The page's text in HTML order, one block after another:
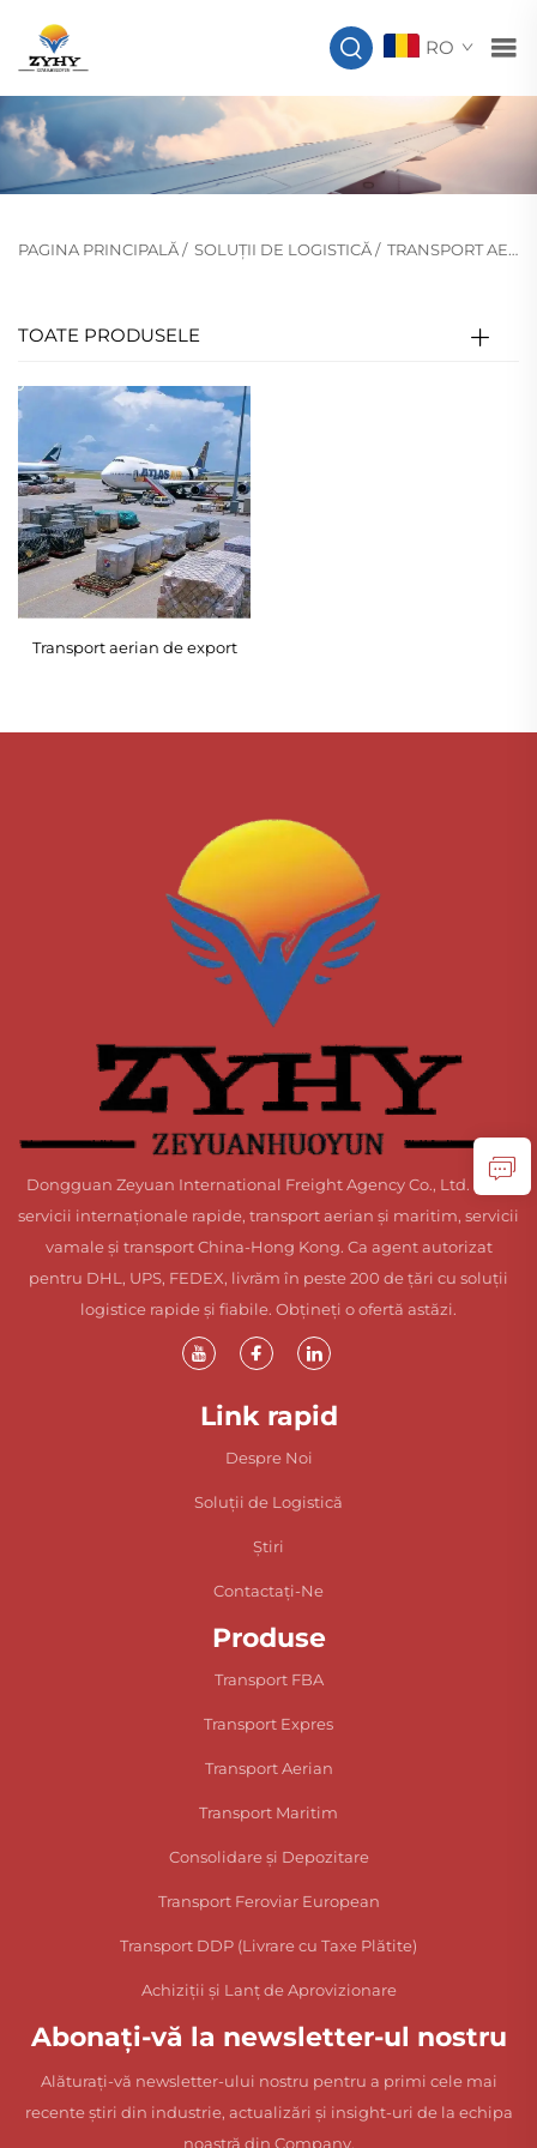
RO
PAGINA PRINCIPALĂ/ SOLUȚII DE LOGISTICĂ/ TRANSPORT AERIAN
TOATE PRODUSELE
Transport aerian de export
Dongguan Zeyuan International Freight Agency Co., Ltd. oferă
servicii internaționale rapide, transport aerian și maritim, servicii
vamale și transport China-Hong Kong. Ca agent autorizat
pentru DHL, UPS, FEDEX, livrăm în peste 200 de țări cu soluții
logistice rapide și fiabile. Obțineți o ofertă astăzi.
Link rapid
Despre Noi
Soluții de Logistică
Știri
Contactați-Ne
Produse
Transport FBA
Transport Expres
Transport Aerian
Transport Maritim
Consolidare și Depozitare
Transport Feroviar European
Transport DDP (Livrare cu Taxe Plătite)
Achiziții și Lanț de Aprovizionare
Abonați-vă la newsletter-ul nostru
Alăturați-vă newsletter-ului nostru pentru a primi cele mai
recente știri din industrie, actualizări și insight-uri de la echipa
noastră din Company.